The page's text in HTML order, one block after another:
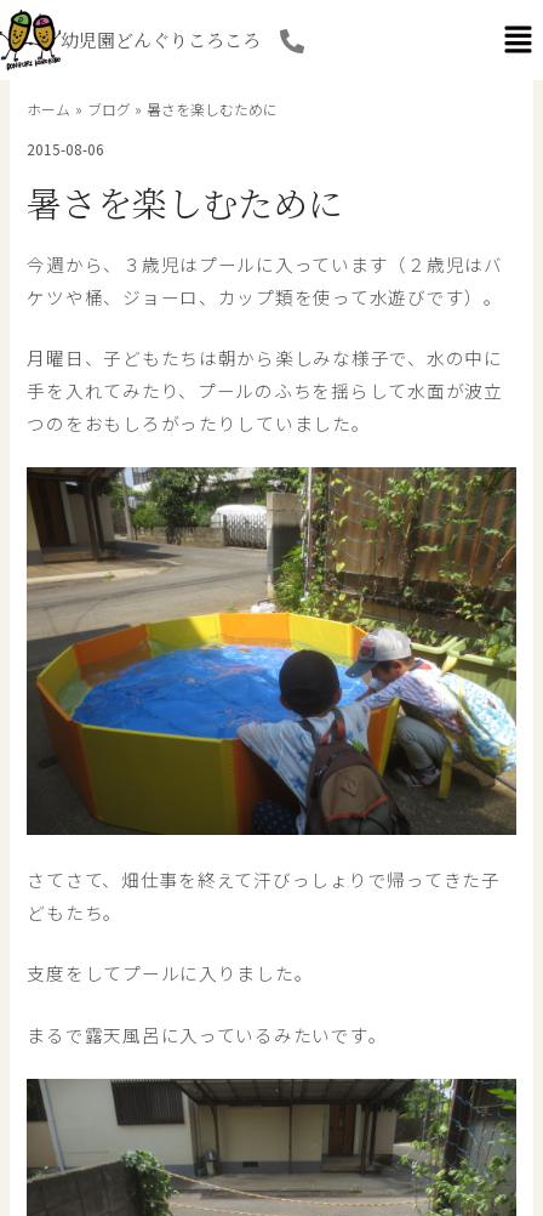
内
容
を
幼児園どんぐりころころ
ホーム ブログ
暑さを楽しむために
2015-08-06
暑さを楽しむために
今週から、３歳児はプールに入っています（２歳児はバ
ケツや桶、ジョーロ、カップ類を使って水遊びです）。
月曜日、子どもたちは朝から楽しみな様子で、水の中に
手を入れてみたり、プールのふちを揺らして水面が波立
つのをおもしろがったりしていました。
さてさて、畑仕事を終えて汗びっしょりで帰ってきた子
どもたち。
支度をしてプールに入りました。
まるで露天風呂に入っているみたいです。